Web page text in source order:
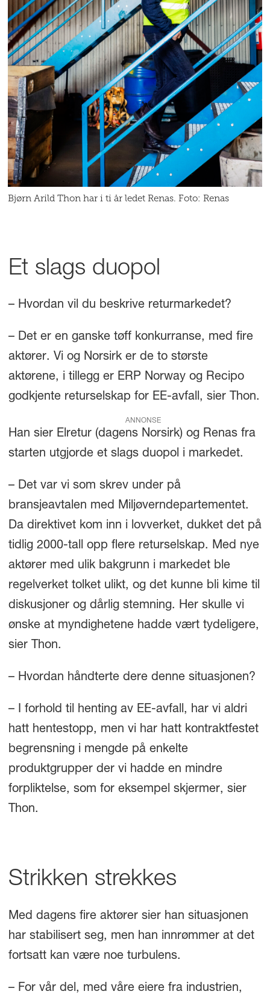
Bjørn Arild Thon har i ti år ledet Renas. Foto: Renas
Et slags duopol
– Hvordan vil du beskrive returmarkedet?
– Det er en ganske tøff konkurranse, med fire
aktører. Vi og Norsirk er de to største
aktørene, i tillegg er ERP Norway og Recipo
godkjente returselskap for EE-avfall, sier Thon.
ANNONSE
Han sier Elretur (dagens Norsirk) og Renas fra
starten utgjorde et slags duopol i markedet.
– Det var vi som skrev under på
bransjeavtalen med Miljøverndepartementet.
Da direktivet kom inn i lovverket, dukket det på
tidlig 2000-tall opp flere returselskap. Med nye
aktører med ulik bakgrunn i markedet ble
regelverket tolket ulikt, og det kunne bli kime til
diskusjoner og dårlig stemning. Her skulle vi
ønske at myndighetene hadde vært tydeligere,
sier Thon.
– Hvordan håndterte dere denne situasjonen?
– I forhold til henting av EE-avfall, har vi aldri
hatt hentestopp, men vi har hatt kontraktfestet
begrensning i mengde på enkelte
produktgrupper der vi hadde en mindre
forpliktelse, som for eksempel skjermer, sier
Thon.
Strikken strekkes
Med dagens fire aktører sier han situasjonen
har stabilisert seg, men han innrømmer at det
fortsatt kan være noe turbulens.
– For vår del, med våre eiere fra industrien,